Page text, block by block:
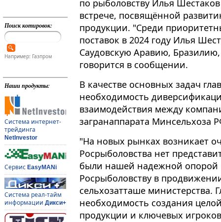
Поиск котировок:
Например: Газпром
Наши продукты:
Система интернет-
трейдинга
NetInvestor
Сервис EasyMANi
Система реал-тайм
информации Дикси+
по рыболовству Илья
встрече, посвящённой
продукции​​​. "Среди
поставок в 2024 году Илья
Саудовскую Аравию,
говорится в сообщении.
В качестве основных задач
необходимость
взаимодействия между
загранаппарата Минсельхоза
"На новых рынках возникает
Росрыболовства нет
были нашей надежной опорой
Росрыболовству в
сельхозатташе министерства.
необходимость создания
продукции и ключевых